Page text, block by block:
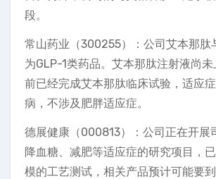
段。
常山药业（300255）：公司艾本那肽
为GLP-1类药品。艾本那肽注射液尚未
前已经完成艾本那肽临床试验，适应
病，不涉及肥胖适应症。
德展健康（000813）：公司正在开展
降血糖、减肥等适应症的研究项目，
模的工艺测试，相关产品预计可能要